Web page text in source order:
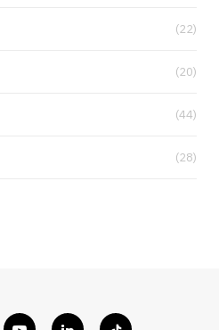
(22)
(20)
(44)
(28)